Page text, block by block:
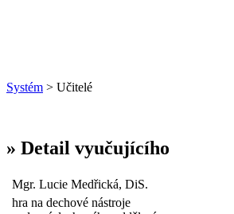
Systém > Učitelé
» Detail vyučujícího
Mgr. Lucie Medřická, DiS.
hra na dechové nástroje